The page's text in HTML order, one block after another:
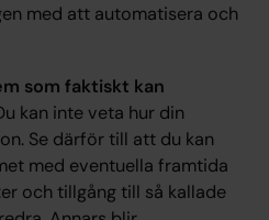
med att automatisera och
som faktiskt kan
kan inte veta hur din
Se därför till att du kan
med eventuella framtida
och tillgång till så kallade